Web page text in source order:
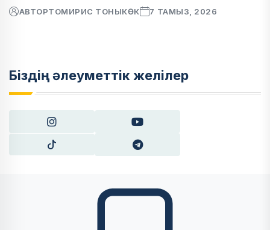
АВТОРТОМИРИС ТОНЫКӨК 7 ТАМЫЗ, 2026
Біздің әлеуметтік желілер